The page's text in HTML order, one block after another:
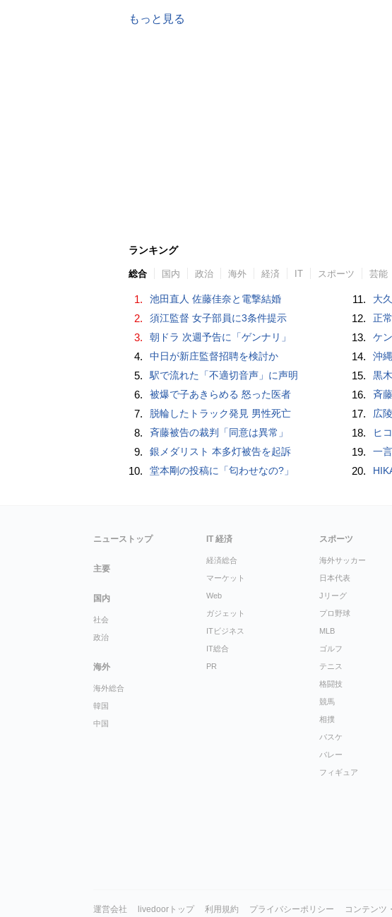
もっと見る
ランキング
総合 国内 政治 海外 経済 IT スポーツ 芸能
1. 池田直人 佐藤佳奈と電撃結婚
2. 須江監督 女子部員に3条件提示
3. 朝ドラ 次週予告に「ゲンナリ」
4. 中日が新庄監督招聘を検討か
5. 駅で流れた「不適切音声」に声明
6. 被爆で子あきらめる 怒った医者
7. 脱輪したトラック発見 男性死亡
8. 斉藤被告の裁判「同意は異常」
9. 銀メダリスト 本多灯被告を起訴
10. 堂本剛の投稿に「匂わせなの?」
11. 大
12. 正
13. ケ
14. 沖
15. 黒
16. 斉
17. 広
18. ヒ
19. 一
20.
ニューストップ
主要
国内
社会
政治
海外
海外総合
韓国
中国
IT 経済
経済総合
マーケット
Web
ガジェット
ITビジネス
IT総合
PR
スポーツ
海外サッカー
日本代表
Jリーグ
プロ野球
MLB
ゴルフ
テニス
格闘技
競馬
相撲
バスケ
バレー
フィギュア
運営会社 livedoorトップ 利用規約 プライバシーポリシー コンテンツ